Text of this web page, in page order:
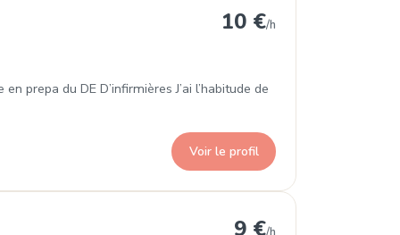
10 €/h
prepa du DE D’infirmières J’ai l’habitude de
Voir le profil
Pins 9 €